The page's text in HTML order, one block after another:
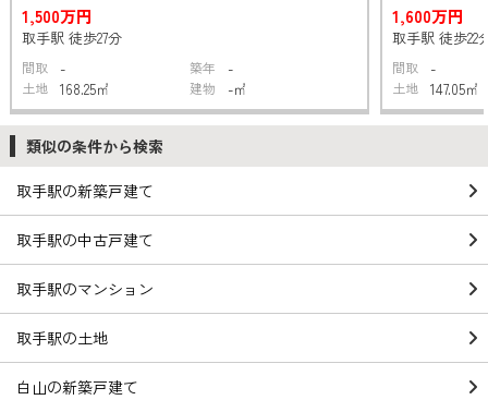
1,500万円
取手駅 徒歩27分
間取 - 築年 -
土地 168.25㎡ 建物 -㎡
1,600万円
取手駅 徒歩22
間取 -
土地 147.05㎡
類似の条件から検索
取手駅の新築戸建て
取手駅の中古戸建て
取手駅のマンション
取手駅の土地
白山の新築戸建て